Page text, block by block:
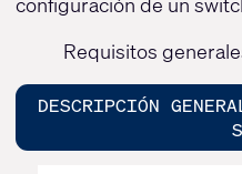
Requisitos
DESCRIPCIÓN